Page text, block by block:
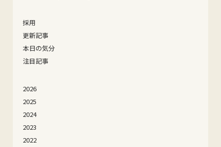
採用
更新記事
本日の気分
注目記事
2026
2025
2024
2023
2022